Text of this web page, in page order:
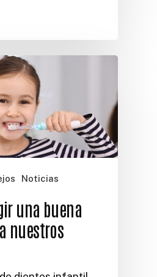
Noticias
una buena
nuestros